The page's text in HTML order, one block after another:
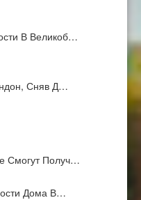
В Великоб…
Сняв Д…
Смогут Получ…
Дома В…